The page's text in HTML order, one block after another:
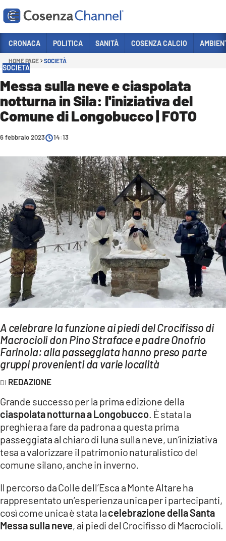
Sezioni
POLITICA
COSENZA CALCIO
ECONOMIA E LAVORO
SANITÀ
SPORT
CULTURA
AMBIENTE
Streaming
LAC TV
LAC NETWORK
LAC ONAIR
LaC
Network
LACPLAY.IT
LACTV.IT
LACONAIR.IT
LACITYMAG.IT
ILREGGINO.IT
COSENZACHANNEL.IT
CATANZAROCHANNEL.IT
LACAPITALENEWS.IT
CRONACA POLITICA SANITÀ COSENZA CALCIO
HOME PAGE SOCIETÀ
SOCIETÀ
Messa sulla neve e ciaspolata
notturna in Sila: l'iniziativa del
Comune di Longobucco | FOTO
6 febbraio 2023 14:13
A celebrare la funzione ai piedi del Crocifisso di
Macrocioli don Pino Straface e padre Onofrio
Farinola: alla passeggiata hanno preso parte
gruppi provenienti da varie località
REDAZIONE
Grande successo per la prima edizione della
ciaspolata notturna a Longobucco . È stata la
preghiera a fare da padrona a questa prima
passeggiata al chiaro di luna sulla neve, un’iniziativa
tesa a valorizzare il patrimonio naturalistico del
comune silano, anche in inverno.
Il percorso da Colle dell’Esca a Monte Altare ha
rappresentato un’esperienza unica per i partecipanti,
così come unica è stata lacelebrazione della Santa
Messa sulla neve, ai piedi del Crocifisso di Macrocioli.